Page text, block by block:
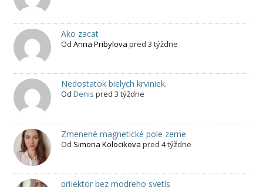
Ako zacat
Od Anna Pribylova pred 3 týždne
Nedostatok bielych krviniek.
Od Denis pred 3 týždne
Zmenené magnetické pole zeme
Od Simona Kolocikova pred 4 týždne
prijektor bez modreho svetls